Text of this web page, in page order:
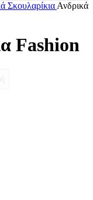
Σκουλαρίκια Ανδρικά
Fashion